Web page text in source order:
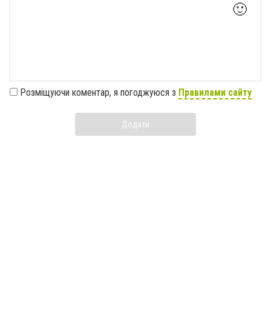
🙂
Розміщуючи коментар, я погоджуюся з Правилами сайту
Додати